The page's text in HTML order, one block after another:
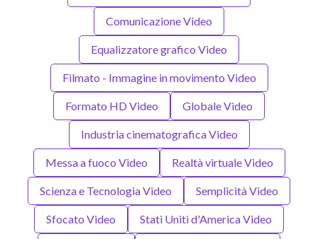
Comunicazione Video
Equalizzatore grafico Video
Filmato - Immagine in movimento Video
Formato HD Video Globale Video
Industria cinematografica Video
Messa a fuoco Video Realtà virtuale Video
Scienza e Tecnologia Video Semplicità Video
Sfocato Video Stati Uniti d'America Video